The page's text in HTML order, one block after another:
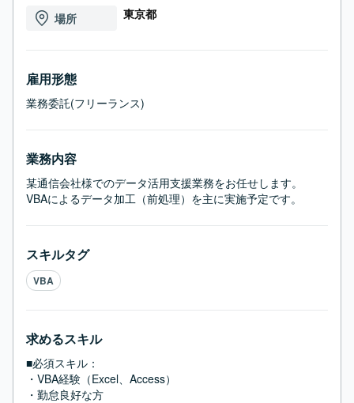
場所 東京都
雇用形態
業務委託(フリーランス)
業務内容
某通信会社様でのデータ活用支援業務をお任せします。
VBAによるデータ加工（前処理）を主に実施予定です。
スキルタグ
VBA
求めるスキル
■必須スキル：
・VBA経験（Excel、Access）
・勤怠良好な方